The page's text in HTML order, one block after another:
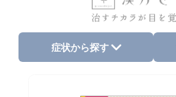
症状から探す